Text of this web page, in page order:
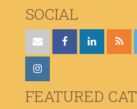
SOCIAL
FEATURED